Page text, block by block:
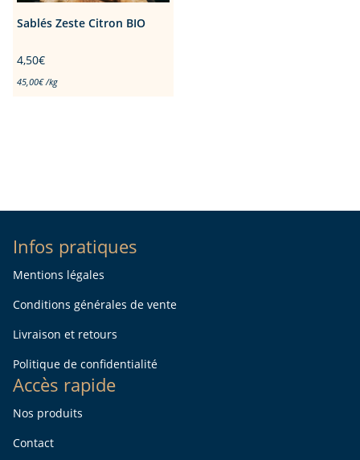
Sablés Zeste Citron BIO
4,50€
45,00€ /kg
Infos pratiques
Mentions légales
Conditions générales de vente
Livraison et retours
Politique de confidentialité
Accès rapide
Nos produits
Contact